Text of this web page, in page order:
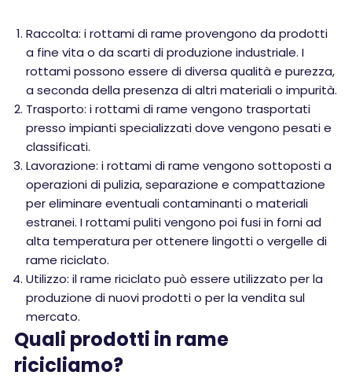
Raccolta: i rottami di rame provengono da prodotti
a fine vita o da scarti di produzione industriale. I
rottami possono essere di diversa qualità e purezza,
a seconda della presenza di altri materiali o impurità.
Trasporto: i rottami di rame vengono trasportati
presso impianti specializzati dove vengono pesati e
classificati.
Lavorazione: i rottami di rame vengono sottoposti a
operazioni di pulizia, separazione e compattazione
per eliminare eventuali contaminanti o materiali
estranei. I rottami puliti vengono poi fusi in forni ad
alta temperatura per ottenere lingotti o vergelle di
rame riciclato.
Utilizzo: il rame riciclato può essere utilizzato per la
produzione di nuovi prodotti o per la vendita sul
mercato.
Quali prodotti in rame
ricicliamo?